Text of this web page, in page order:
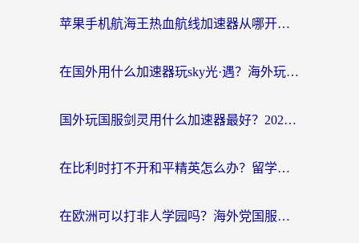
苹果手机航海王热血航线加速器从哪开启？海外玩家国服畅玩全攻略
在国外用什么加速器玩sky光·遇？海外玩家国服畅玩终极指南（附魔兽世界狂暴传奇解决方案）
国外玩国服剑灵用什么加速器最好？2026海外玩家亲测指南（附魔兽世界怀旧服精灵之境加速技巧）
在比利时打不开和平精英怎么办？留学生亲测有效的国服游戏加速方案
在欧洲可以打非人学园吗？海外党国服游戏不卡顿的终极指南